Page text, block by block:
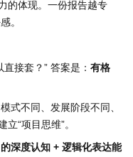
的体现。一份报告越专
。
接套？” 答案是： 有格
式不同、发展阶段不同、
“项目思维”。
深度认知 + 逻辑化表达能